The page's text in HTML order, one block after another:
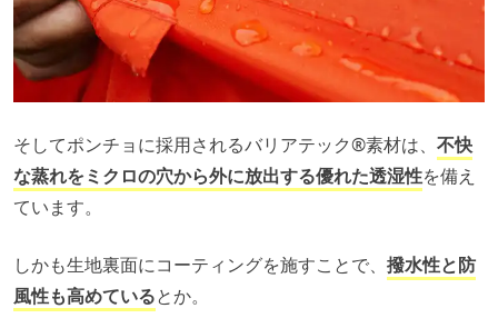
そしてポンチョに採用されるバリアテック®️素材は、 不快
な蒸れをミクロの穴から外に放出する優れた透湿性を備え
ています。
しかも生地裏面にコーティングを施すことで、 撥水性と防
風性も高めているとか。